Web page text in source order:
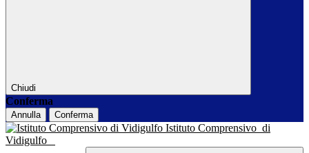
Chiudi
Conferma
Annulla Conferma
Istituto Comprensivo di
Vidigulfo